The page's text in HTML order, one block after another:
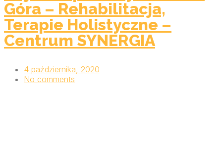
Góra – Rehabilitacja,
Terapie Holistyczne –
Centrum SYNERGIA
4 października, 2020
No comments